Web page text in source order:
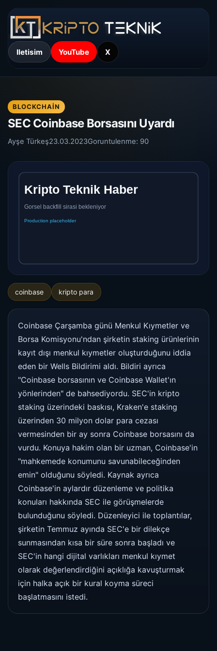
Iletisim YouTube X
BLOCKCHAIN
SEC Coinbase Borsasını Uyardı
Ayşe Türkeş23.03.2023Goruntulenme: 90
coinbase kripto para
Coinbase Çarşamba günü Menkul Kıymetler ve
Borsa Komisyonu'ndan şirketin staking ürünlerinin
kayıt dışı menkul kıymetler oluşturduğunu iddia
eden bir Wells Bildirimi aldı. Bildiri ayrıca
"Coinbase borsasının ve Coinbase Wallet'ın
yönlerinden" de bahsediyordu. SEC'in kripto
staking üzerindeki baskısı, Kraken'e staking
üzerinden 30 milyon dolar para cezası
vermesinden bir ay sonra Coinbase borsasını da
vurdu. Konuya hakim olan bir uzman, Coinbase'in
"mahkemede konumunu savunabileceğinden
emin" olduğunu söyledi. Kaynak ayrıca
Coinbase'in aylardır düzenleme ve politika
konuları hakkında SEC ile görüşmelerde
bulunduğunu söyledi. Düzenleyici ile toplantılar,
şirketin Temmuz ayında SEC'e bir dilekçe
sunmasından kısa bir süre sonra başladı ve
SEC'in hangi dijital varlıkları menkul kıymet
olarak değerlendirdiğini açıklığa kavuşturmak
için halka açık bir kural koyma süreci
başlatmasını istedi.